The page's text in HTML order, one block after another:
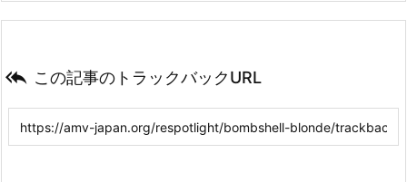
 この記事のトラックバックURL